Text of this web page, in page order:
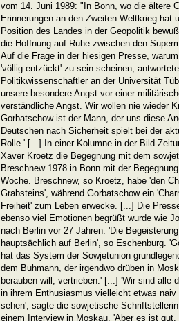
vom 14. Juni 1989: "In Bonn, wo die ältere
Erinnerungen an den Zweiten Weltkrieg hat
Position des Landes in der Geopolitik
die Hoffnung auf Ruhe zwischen den
Auf die Frage in der hiesigen Presse,
'völlig entzückt' zu sein scheinen,
Politikwissenschaftler an der Universität
unsere besondere Angst vor einer
verständliche Angst. Wir wollen nie wieder
Gorbatschow ist der Mann, der uns diese
Deutschen nach Sicherheit spielt bei der
Rolle.' [...] In einer Kolumne in der Bild-
Xaver Kroetz die Begegnung mit dem
Breschnew 1978 in Bonn mit der
Woche. Breschnew, so Kroetz, habe 'den
Grabsteins', während Gorbatschow ein
Freiheit' zum Leben erwecke. [...] Die
ebenso viel Emotionen begrüßt wurde wie
nach Berlin vor 27 Jahren. 'Die
hauptsächlich auf Berlin', so Eschenburg.
hat das System der Sowjetunion
dem Buhmann, der irgendwo drüben in
berauben will, vertrieben.' [...] 'Wir sind alle
in ihrem Enthusiasmus vielleicht etwas
sehen', sagte die sowjetische
einem Interview in Moskau. 'Aber es ist